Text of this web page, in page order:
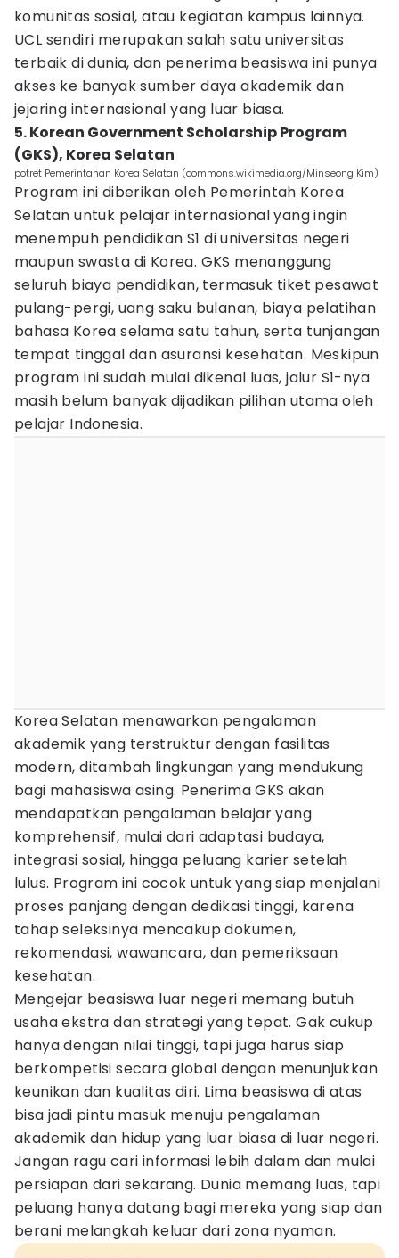
komunitas sosial, atau kegiatan kampus lainnya.
UCL sendiri merupakan salah satu universitas
terbaik di dunia, dan penerima beasiswa ini punya
akses ke banyak sumber daya akademik dan
jejaring internasional yang luar biasa.
5. Korean Government Scholarship Program
(GKS), Korea Selatan
potret Pemerintahan Korea Selatan (commons.wikimedia.org/Minseong Kim)
Program ini diberikan oleh Pemerintah Korea
Selatan untuk pelajar internasional yang ingin
menempuh pendidikan S1 di universitas negeri
maupun swasta di Korea. GKS menanggung
seluruh biaya pendidikan, termasuk tiket pesawat
pulang-pergi, uang saku bulanan, biaya pelatihan
bahasa Korea selama satu tahun, serta tunjangan
tempat tinggal dan asuransi kesehatan. Meskipun
program ini sudah mulai dikenal luas, jalur S1-nya
masih belum banyak dijadikan pilihan utama oleh
pelajar Indonesia.
Korea Selatan menawarkan pengalaman
akademik yang terstruktur dengan fasilitas
modern, ditambah lingkungan yang mendukung
bagi mahasiswa asing. Penerima GKS akan
mendapatkan pengalaman belajar yang
komprehensif, mulai dari adaptasi budaya,
integrasi sosial, hingga peluang karier setelah
lulus. Program ini cocok untuk yang siap menjalani
proses panjang dengan dedikasi tinggi, karena
tahap seleksinya mencakup dokumen,
rekomendasi, wawancara, dan pemeriksaan
kesehatan.
Mengejar beasiswa luar negeri memang butuh
usaha ekstra dan strategi yang tepat. Gak cukup
hanya dengan nilai tinggi, tapi juga harus siap
berkompetisi secara global dengan menunjukkan
keunikan dan kualitas diri. Lima beasiswa di atas
bisa jadi pintu masuk menuju pengalaman
akademik dan hidup yang luar biasa di luar negeri.
Jangan ragu cari informasi lebih dalam dan mulai
persiapan dari sekarang. Dunia memang luas, tapi
peluang hanya datang bagi mereka yang siap dan
berani melangkah keluar dari zona nyaman.